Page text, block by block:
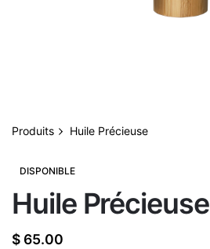
Produits Huile Précieuse
DISPONIBLE
Huile Précieuse
$ 65.00